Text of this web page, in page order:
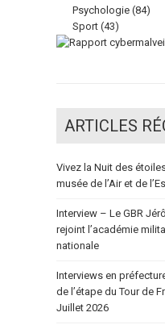
Psychologie (84)
Sport (43)
ARTICLES
Vivez la Nuit des
musée de l’Air et de
Interview – Le GBR
rejoint l’académie
nationale
Interviews en
de l’étape du Tour de
Juillet 2026